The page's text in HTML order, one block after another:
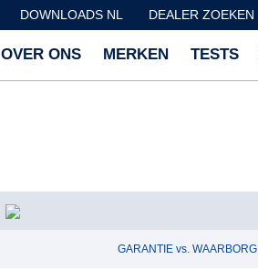
DOWNLOADS NL DEALER ZOEKEN
OVER ONS MERKEN TESTS
GARANTIE vs. WAARBORG